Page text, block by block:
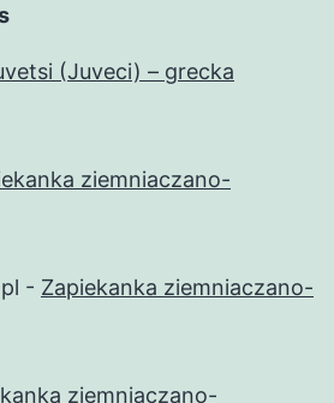
(Juveci) – grecka
ziemniaczano-
- Zapiekanka ziemniaczano-
ziemniaczano-